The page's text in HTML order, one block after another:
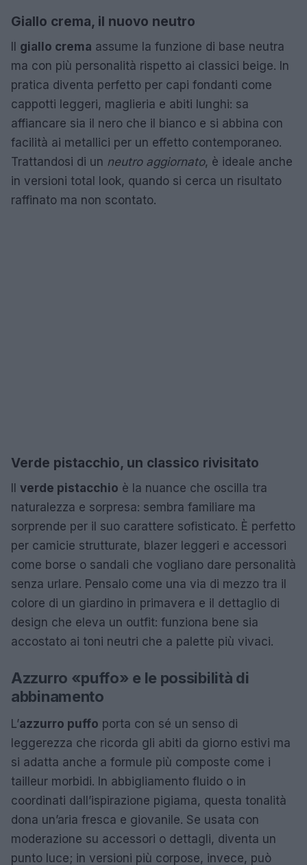
Giallo crema, il nuovo neutro
Il giallo crema assume la funzione di base neutra
ma con più personalità rispetto ai classici beige. In
pratica diventa perfetto per capi fondanti come
cappotti leggeri, maglieria e abiti lunghi: sa
affiancare sia il nero che il bianco e si abbina con
facilità ai metallici per un effetto contemporaneo.
Trattandosi di un neutro aggiornato, è ideale anche
in versioni total look, quando si cerca un risultato
raffinato ma non scontato.
Verde pistacchio, un classico rivisitato
Il verde pistacchio è la nuance che oscilla tra
naturalezza e sorpresa: sembra familiare ma
sorprende per il suo carattere sofisticato. È perfetto
per camicie strutturate, blazer leggeri e accessori
come borse o sandali che vogliano dare personalità
senza urlare. Pensalo come una via di mezzo tra il
colore di un giardino in primavera e il dettaglio di
design che eleva un outfit: funziona bene sia
accostato ai toni neutri che a palette più vivaci.
Azzurro «puffo» e le possibilità di
abbinamento
L’azzurro puffo porta con sé un senso di
leggerezza che ricorda gli abiti da giorno estivi ma
si adatta anche a formule più composte come i
tailleur morbidi. In abbigliamento fluido o in
coordinati dall’ispirazione pigiama, questa tonalità
dona un’aria fresca e giovanile. Se usata con
moderazione su accessori o dettagli, diventa un
punto luce; in versioni più corpose, invece, può